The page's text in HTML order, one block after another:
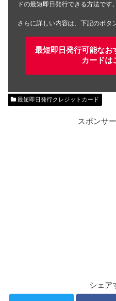
ドの最短即日発行できる方法です。
さらに詳しい内容は、下記のボタ
最短即日発行可能なお
カードは
最短即日発行クレジットカード
スポンサ
シェア